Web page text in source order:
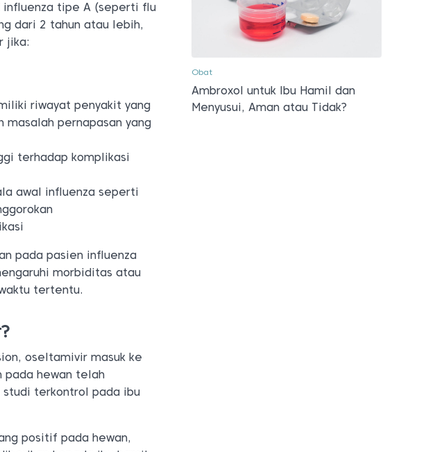
influenza tipe A (seperti flu
dari 2 tahun atau lebih,
jika:
riwayat penyakit yang
pernapasan yang
terhadap komplikasi
awal influenza seperti
pada pasien influenza
morbiditas atau
tertentu.
oseltamivir masuk ke
pada hewan telah
studi terkontrol pada ibu
positif pada hewan,
Obat
Ambroxol untuk Ibu Hamil dan
Menyusui, Aman atau Tidak?